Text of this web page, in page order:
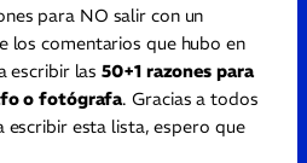
para NO salir con un
los comentarios que hubo en
escribir las50+1 razones para
o fotógrafa. Gracias a todos
escribir esta lista, espero que